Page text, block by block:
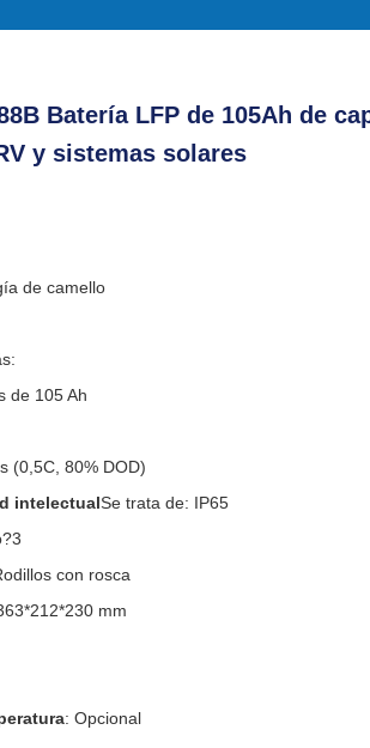
Batería LFP de 105Ah de
y sistemas solares
de camello
de 105 Ah
(0,5C, 80% DOD)
intelectualSe trata de: IP65
con rosca
mm
: Opcional